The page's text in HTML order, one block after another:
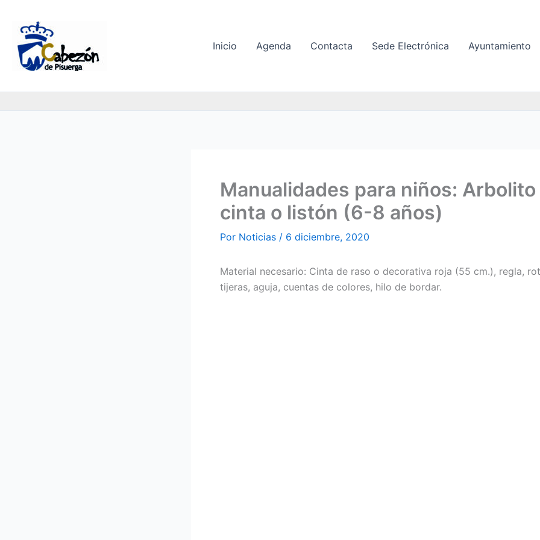
contenido
Inicio Agenda Contacta Sede Electrónica Ayuntamiento
Manualidades para niños: Arbolito
cinta o listón (6-8 años)
Por Noticias / 6 diciembre, 2020
Material necesario: Cinta de raso o decorativa roja (55 cm.), regla,
tijeras, aguja, cuentas de colores, hilo de bordar.